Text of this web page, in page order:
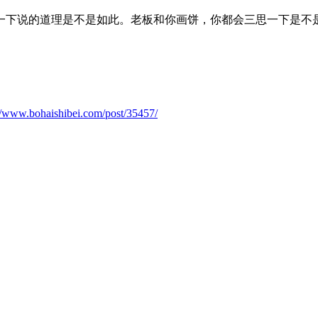
说的道理是不是如此。老板和你画饼，你都会三思一下是
post/35457/